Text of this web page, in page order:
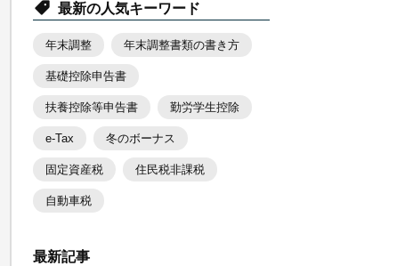
最新の人気キーワード
年末調整 年末調整書類の書き方
基礎控除申告書
扶養控除等申告書 勤労学生控除
e-Tax 冬のボーナス
固定資産税 住民税非課税
自動車税
最新記事